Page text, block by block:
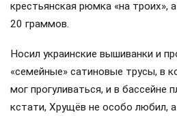
крестьянская рюмка «на троих»,
20 граммов.
Носил украинские вышиванки и
«семейные» сатиновые трусы, в
мог прогуливаться, и в бассейне
кстати, Хрущёв не особо любил,